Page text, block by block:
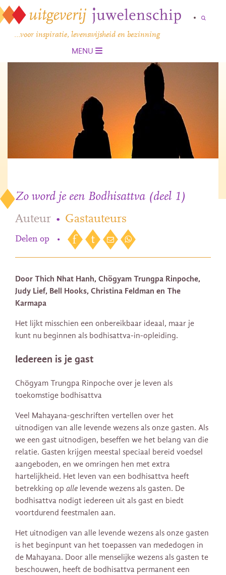
…voor inspiratie, levenswijsheid en bezinning
MENU
Zo word je een Bodhisattva (deel 1)
Auteur • Gastauteurs
Delen op •
Door Thich Nhat Hanh, Chögyam Trungpa Rinpoche,
Judy Lief, Bell Hooks, Christina Feldman en The
Karmapa
Het lijkt misschien een onbereikbaar ideaal, maar je
kunt nu beginnen als bodhisattva-in-opleiding.
Iedereen is je gast
Chögyam Trungpa Rinpoche over je leven als
toekomstige bodhisattva
Veel Mahayana-geschriften vertellen over het
uitnodigen van alle levende wezens als onze gasten. Als
we een gast uitnodigen, beseffen we het belang van die
relatie. Gasten krijgen meestal speciaal bereid voedsel
aangeboden, en we omringen hen met extra
hartelijkheid. Het leven van een bodhisattva heeft
betrekking op alle levende wezens als gasten. De
bodhisattva nodigt iedereen uit als gast en biedt
voortdurend feestmalen aan.
Het uitnodigen van alle levende wezens als onze gasten
is het beginpunt van het toepassen van mededogen in
de Mahayana. Door alle menselijke wezens als gasten te
beschouwen, heeft de bodhisattva permanent een